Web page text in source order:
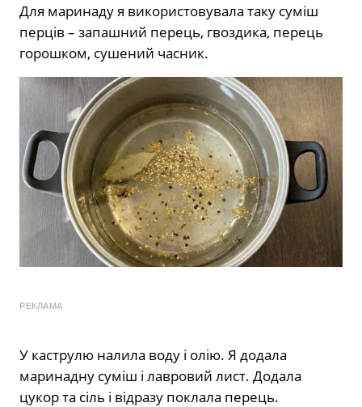
Для маринаду я використовувала таку суміш
перців – запашний перець, гвоздика, перець
горошком, сушений часник.
РЕКЛАМА
У каструлю налила воду і олію. Я додала
маринадну суміш і лавровий лист. Додала
цукор та сіль і відразу поклала перець.